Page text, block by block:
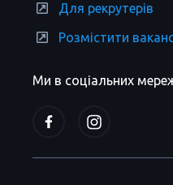
Ми в соціальних
Для рекрутерів
Розмістити